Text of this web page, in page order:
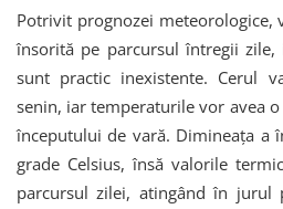
Potrivit prognozei
însorită pe parcursul întregii zile,
sunt practic inexistente. Cerul
senin, iar temperaturile vor avea
începutului de vară. Dimineața a
grade Celsius, însă valorile
parcursul zilei, atingând în jurul